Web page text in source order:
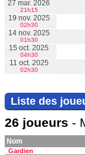
27 mar. 2026
21h15
19 nov. 2025
02h30
14 nov. 2025
01h30
15 oct. 2025
04h30
11 oct. 2025
02h30
Liste des
26 joueurs -
Nom
Gardien